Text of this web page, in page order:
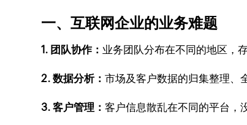
一、互联网企业的业务难题
1. 团队协作： 业务团队分布在不同的地区，
2. 数据分析：市场及客户数据的归集整理、
3. 客户管理：客户信息散乱在不同的平台，